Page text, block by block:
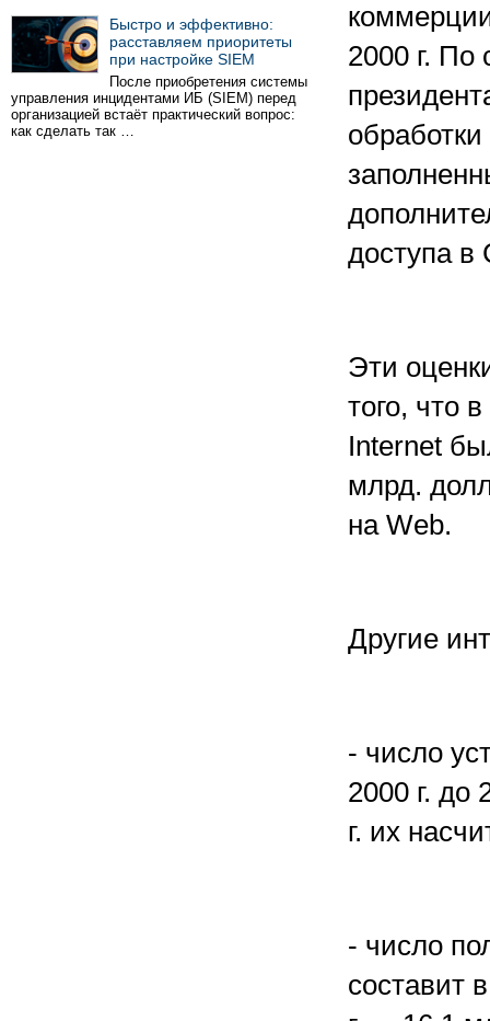
Быстро и эффективно:
расставляем приоритеты
при настройке SIEM
После приобретения системы
управления инцидентами ИБ (SIEM) перед
организацией встаёт практический вопрос:
как сделать так …
2000 г. По
обработки
доступа в
Эти
того, что
Internet
млрд.
на Web.
Другие
- число
2000 г. до
г. их
- число
составит